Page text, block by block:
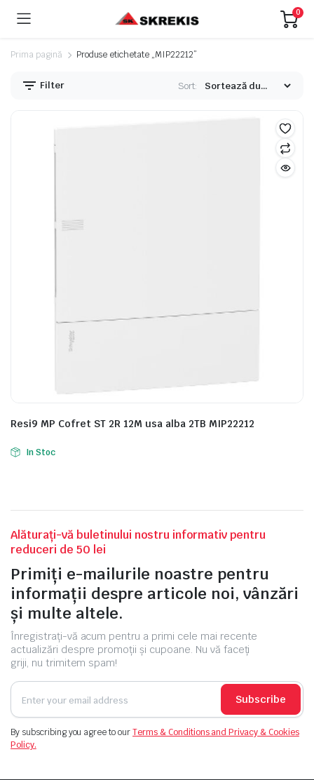
0
Prima pagină Produse etichetate „MIP22212”
Filter Sort:
Resi9 MP Cofret ST 2R 12M usa alba 2TB MIP22212
In Stoc
Alăturați-vă buletinului nostru informativ pentru
reduceri de 50 lei
Primiți e-mailurile noastre pentru
informații despre articole noi, vânzări
și multe altele.
Înregistrați-vă acum pentru a primi cele mai recente
actualizări despre promoții și cupoane. Nu vă faceți
griji, nu trimitem spam!
Subscribe
By subscribing you agree to ourTerms & Conditions and Privacy & Cookies
Policy.